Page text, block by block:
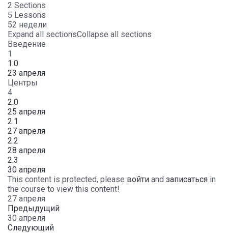
2 Sections
5 Lessons
52 недели
Expand all sectionsCollapse all sections
Введение
1
1.0
23 апреля
Центры
4
2.0
25 апреля
2.1
27 апреля
2.2
28 апреля
2.3
30 апреля
This content is protected, please войти and записаться in
the course to view this content!
27 апреля
Предыдущий
30 апреля
Следующий